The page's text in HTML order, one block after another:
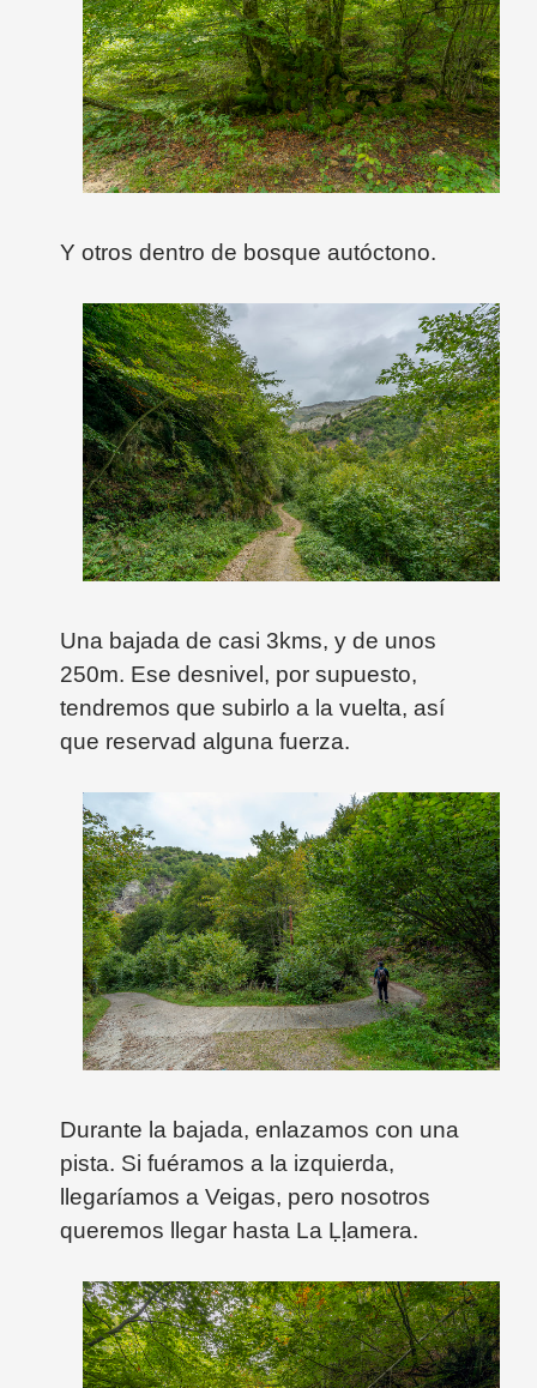
Y otros dentro de bosque autóctono.
Una bajada de casi 3kms, y de unos
250m. Ese desnivel, por supuesto,
tendremos que subirlo a la vuelta, así
que reservad alguna fuerza.
Durante la bajada, enlazamos con una
pista. Si fuéramos a la izquierda,
llegaríamos a Veigas, pero nosotros
queremos llegar hasta La Ḷḷamera.